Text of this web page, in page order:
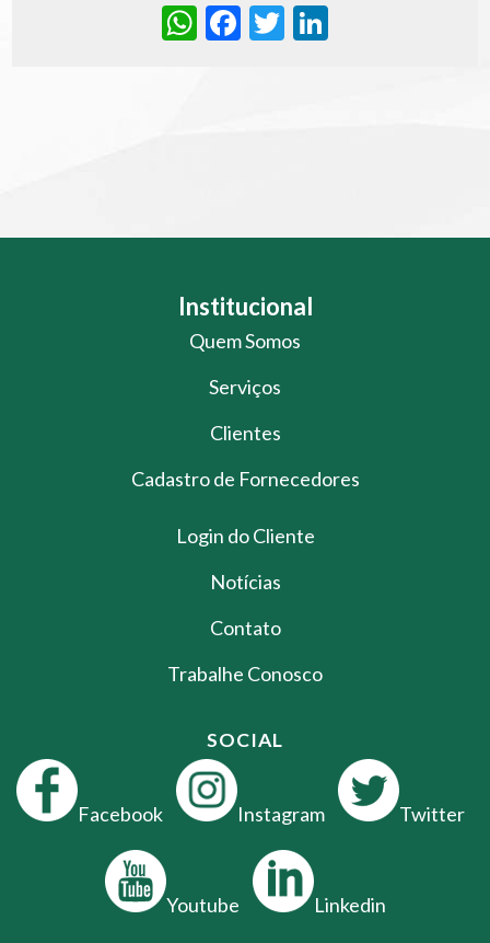
WhatsApp
Facebook
Twitter
Institucional
Quem Somos
Serviços
Clientes
Cadastro de Fornecedores
Login do Cliente
Notícias
Contato
Trabalhe Conosco
SOCIAL
Facebook Instagram Twitter
Youtube Linkedin